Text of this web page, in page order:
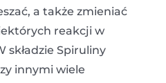
a także zmieniać
reakcji w
składzie Spiruliny
innymi wiele